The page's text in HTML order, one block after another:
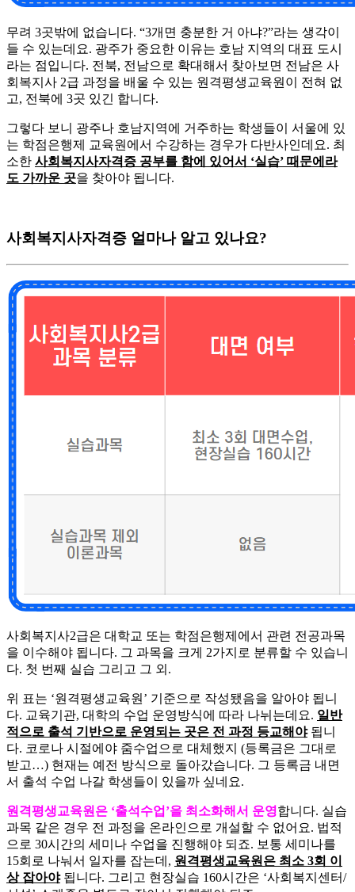
무려 3곳밖에 없습니다. “3개면 충분한 거 아냐?”라는 생각이
들 수 있는데요. 광주가 중요한 이유는 호남 지역의 대표 도시
라는 점입니다. 전북, 전남으로 확대해서 찾아보면 전남은 사
회복지사 2급 과정을 배울 수 있는 원격평생교육원이 전혀 없
고, 전북에 3곳 있긴 합니다.
​그렇다 보니 광주나 호남지역에 거주하는 학생들이 서울에 있
는 학점은행제 교육원에서 수강하는 경우가 다반사인데요. 최
소한 사회복지사자격증 공부를 함에 있어서 ‘실습’ 때문에라
도 가까운 곳을 찾아야 됩니다.
사회복지사자격증 얼마나 알고 있나요?
사회복지사2급은 대학교 또는 학점은행제에서 관련 전공과목
을 이수해야 됩니다. 그 과목을 크게 2가지로 분류할 수 있습니
다. 첫 번째 실습 그리고 그 외.
​위 표는 ‘원격평생교육원’ 기준으로 작성됐음을 알아야 됩니
다. 교육기관, 대학의 수업 운영방식에 따라 나뉘는데요. 일반
적으로 출석 기반으로 운영되는 곳은 전 과정 등교해야됩니
다. 코로나 시절에야 줌수업으로 대체했지 (등록금은 그대로
받고…) 현재는 예전 방식으로 돌아갔습니다. 그 등록금 내면
서 출석 수업 나갈 학생들이 있을까 싶네요.
​원격평생교육원은 ‘출석수업’을 최소화해서 운영합니다. 실습
과목 같은 경우 전 과정을 온라인으로 개설할 수 없어요. 법적
으로 30시간의 세미나 수업을 진행해야 되죠. 보통 세미나를
15회로 나눠서 일자를 잡는데, 원격평생교육원은 최소 3회 이
상 잡아야됩니다. 그리고 현장실습 160시간은 ‘사회복지센터/